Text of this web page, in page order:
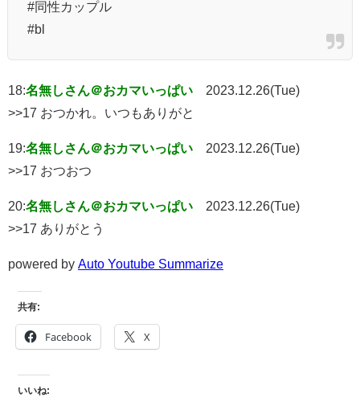
#同性カップル
#bl
18:名無しさん＠おカマいっぱい
2023.12.26(Tue)
>>17 おつかれ。いつもありがと
19:名無しさん＠おカマいっぱい
2023.12.26(Tue)
>>17 おつおつ
20:名無しさん＠おカマいっぱい
2023.12.26(Tue)
>>17 ありがとう
powered by Auto Youtube Summarize
共有:
Facebook X
いいね: